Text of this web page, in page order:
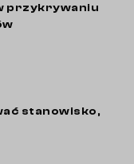
przykrywaniu
stanowisko,